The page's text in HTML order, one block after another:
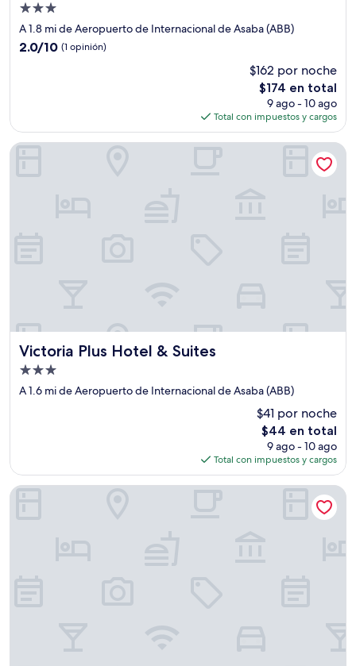
Propiedad
de
3.0
A 1.8 mi de Aeropuerto de Internacional de Asaba (ABB)
2.0
2.0/10 (1 opinión)
$162 por noche
El
precio
actual
es
de
$174 en total
9 ago - 10 ago
Total con impuestos y cargos
Victoria Plus Hotel & Suites
Victoria Plus Hotel & Suites
Propiedad
de
A 1.6 mi de Aeropuerto de Internacional de Asaba (ABB)
$41 por noche
El
precio
actual
es
de
$44 en total
9 ago - 10 ago
Total con impuestos y cargos
Victoria Plus Hotel & Suites
Pinnacle Castle Hotel Asaba